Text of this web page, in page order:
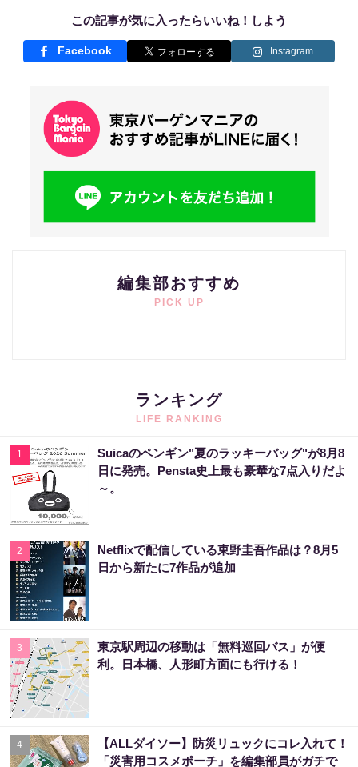
この記事が気に入ったらいいね！しよう
Facebook Instagram
編集部おすすめ
PICK UP
ランキング
LIFE RANKING
1
Suicaのペンギン"夏のラッキーバッグ"が8月8
日に発売。Pensta史上最も豪華な7点入りだよ
～。
2
Netflixで配信している東野圭吾作品は？8月5
日から新たに7作品が追加
3
東京駅周辺の移動は「無料巡回バス」が便
利。日本橋、人形町方面にも行ける！
4
【ALLダイソー】防災リュックにコレ入れて！
「災害用コスメポーチ」を編集部員がガチで